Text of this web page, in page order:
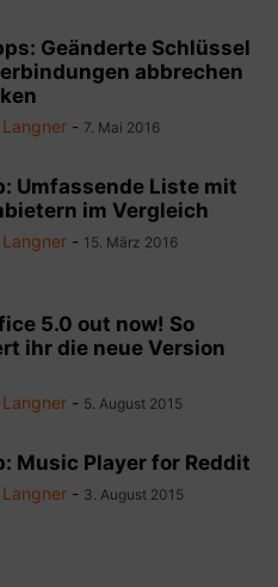
Geänderte Schlüssel
abbrechen
- 7. Mai 2016
Umfassende Liste mit
im Vergleich
- 15. März 2016
5.0 out now! So
ihr die neue Version
- 5. August 2015
Music Player for Reddit
- 3. August 2015